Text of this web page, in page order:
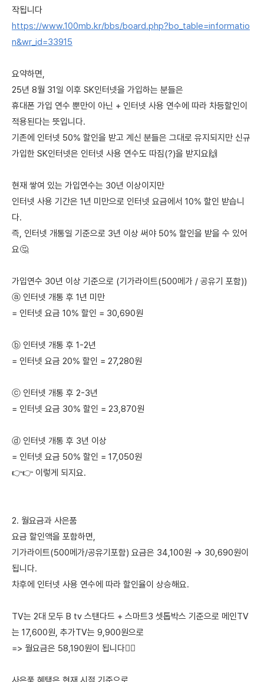
작됩니다
https://www.100mb.kr/bbs/board.php?bo_table=informatio
n&wr_id=33915
요약하면,
25년 8월 31일 이후 SK인터넷을 가입하는 분들은
휴대폰 가입 연수 뿐만이 아닌 + 인터넷 사용 연수에 따라 차등할인이
적용된다는 뜻입니다.
기존에 인터넷 50% 할인을 받고 계신 분들은 그대로 유지되지만 신규
가입한 SK인터넷은 인터넷 사용 연수도 따짐(?)을 받지요🙌
현재 쌓여 있는 가입연수는 30년 이상이지만
인터넷 사용 기간은 1년 미만으로 인터넷 요금에서 10% 할인 받습니
다.
즉, 인터넷 개통일 기준으로 3년 이상 써야 50% 할인을 받을 수 있어
요🤔
가입연수 30년 이상 기준으로 (기가라이트(500메가 / 공유기 포함))
ⓐ 인터넷 개통 후 1년 미만
= 인터넷 요금 10% 할인 = 30,690원
ⓑ 인터넷 개통 후 1-2년
= 인터넷 요금 20% 할인 = 27,280원
ⓒ 인터넷 개통 후 2-3년
= 인터넷 요금 30% 할인 = 23,870원
ⓓ 인터넷 개통 후 3년 이상
= 인터넷 요금 50% 할인 = 17,050원
👉👉 이렇게 되지요.
2. 월요금과 사은품
요금 할인액을 포함하면,
기가라이트(500메가/공유기포함) 요금은 34,100원 → 30,690원이
됩니다.
차후에 인터넷 사용 연수에 따라 할인율이 상승해요.
TV는 2대 모두 B tv 스탠다드 + 스마트3 셋톱박스 기준으로 메인TV
는 17,600원, 추가TV는 9,900원으로
=> 월요금은 58,190원이 됩니다🙋‍♀️